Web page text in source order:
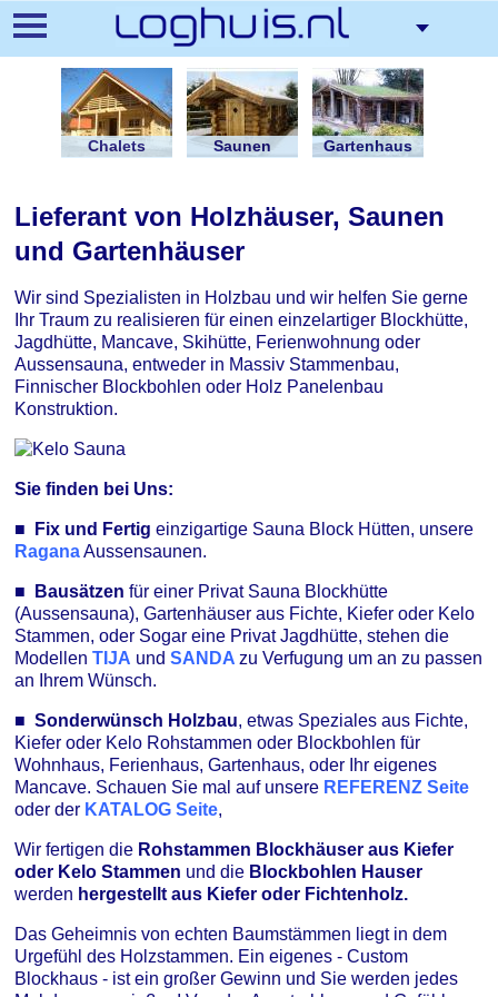
Direkt
zum
Inhalt
Chalets Saunen Gartenhaus
Lieferant von Holzhäuser, Saunen
und Gartenhäuser
Wir sind Spezialisten in Holzbau und wir helfen Sie gerne
Ihr Traum zu realisieren für einen einzelartiger Blockhütte,
Jagdhütte, Mancave, Skihütte, Ferienwohnung oder
Aussensauna, entweder in Massiv Stammenbau,
Finnischer Blockbohlen oder Holz Panelenbau
Konstruktion.
Sie finden bei Uns:
■ Fix und Fertig einzigartige Sauna Block Hütten, unsere
RaganaAussensaunen.
■ Bausätzen für einer Privat Sauna Blockhütte
(Aussensauna), Gartenhäuser aus Fichte, Kiefer oder Kelo
Stammen, oder Sogar eine Privat Jagdhütte, stehen die
Modellen TIJA und SANDA zu Verfugung um an zu passen
an Ihrem Wünsch.
■ Sonderwünsch Holzbau, etwas Speziales aus Fichte,
Kiefer oder Kelo Rohstammen oder Blockbohlen für
Wohnhaus, Ferienhaus, Gartenhaus, oder Ihr eigenes
Mancave. Schauen Sie mal auf unsere REFERENZ Seite
oder der KATALOG Seite,
Wir fertigen die Rohstammen Blockhäuser aus Kiefer
oder Kelo Stammen und die Blockbohlen Hauser
werden hergestellt aus Kiefer oder Fichtenholz.
Das Geheimnis von echten Baumstämmen liegt in dem
Urgefühl des Holzstammen. Ein eigenes - Custom
Blockhaus - ist ein großer Gewinn und Sie werden jedes